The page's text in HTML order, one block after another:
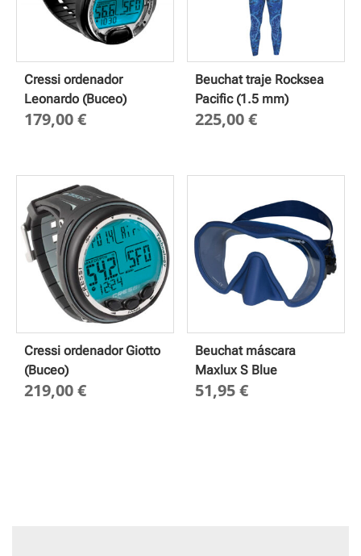
Cressi ordenador
Leonardo (Buceo)
179,00€
Beuchat traje Rocksea
Pacific (1.5 mm)
225,00€
Cressi ordenador Giotto
(Buceo)
219,00€
Beuchat máscara
Maxlux S Blue
51,95€